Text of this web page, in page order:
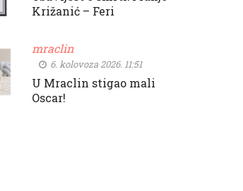
Križanić – Feri
mraclin
6. kolovoza 2026. 11:51
U Mraclin stigao mali
Oscar!